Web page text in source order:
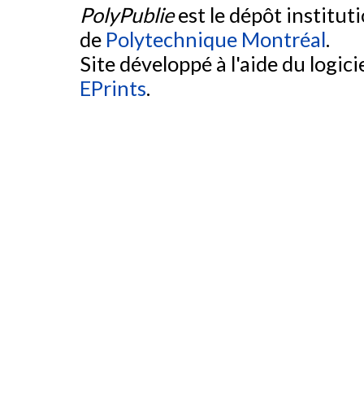
PolyPublieest le dépôt
de Polytechnique Montréal.
Site développé à l'aide du
EPrints.